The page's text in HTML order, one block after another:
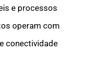
e processos
operam com
conectividade